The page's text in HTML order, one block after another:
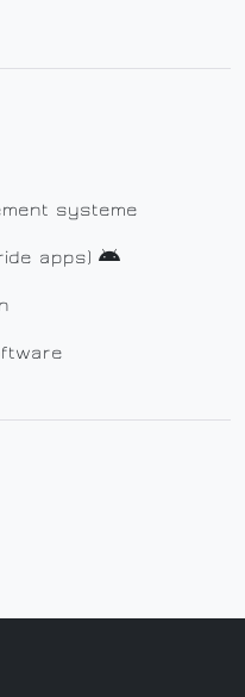
systeme
apps)